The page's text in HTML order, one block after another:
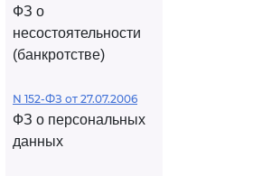
ФЗ о
несостоятельности
(банкротстве)
N 152-ФЗ от 27.07.2006
ФЗ о персональных
данных